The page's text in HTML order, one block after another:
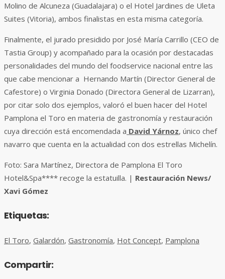
Molino de Alcuneza (Guadalajara) o el Hotel Jardines de Uleta
Suites (Vitoria), ambos finalistas en esta misma categoría.
Finalmente, el jurado presidido por José María Carrillo (CEO de
Tastia Group) y acompañado para la ocasión por destacadas
personalidades del mundo del foodservice nacional entre las
que cabe mencionar a Hernando Martín (Director General de
Cafestore) o Virginia Donado (Directora General de Lizarran),
por citar solo dos ejemplos, valoró el buen hacer del Hotel
Pamplona el Toro en materia de gastronomía y restauración
cuya dirección está encomendada a David Yárnoz, único chef
navarro que cuenta en la actualidad con dos estrellas Michelín.
Foto: Sara Martínez, Directora de Pamplona El Toro
Hotel&Spa**** recoge la estatuilla. | Restauración News/
Xavi Gómez
Etiquetas:
El Toro, Galardón, Gastronomía, Hot Concept, Pamplona
Compartir: